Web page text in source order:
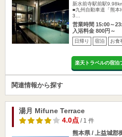
新水前寺駅前駅
■九州自動車道「熊本
3…
営業時間 15:00～
入浴料金 800円～
日帰り 宿泊 お食
楽天トラベルの宿泊
関連情報から探す
湯月 Mifune Terrace
4.0点/ 1 件
熊本県 / 上益城郡